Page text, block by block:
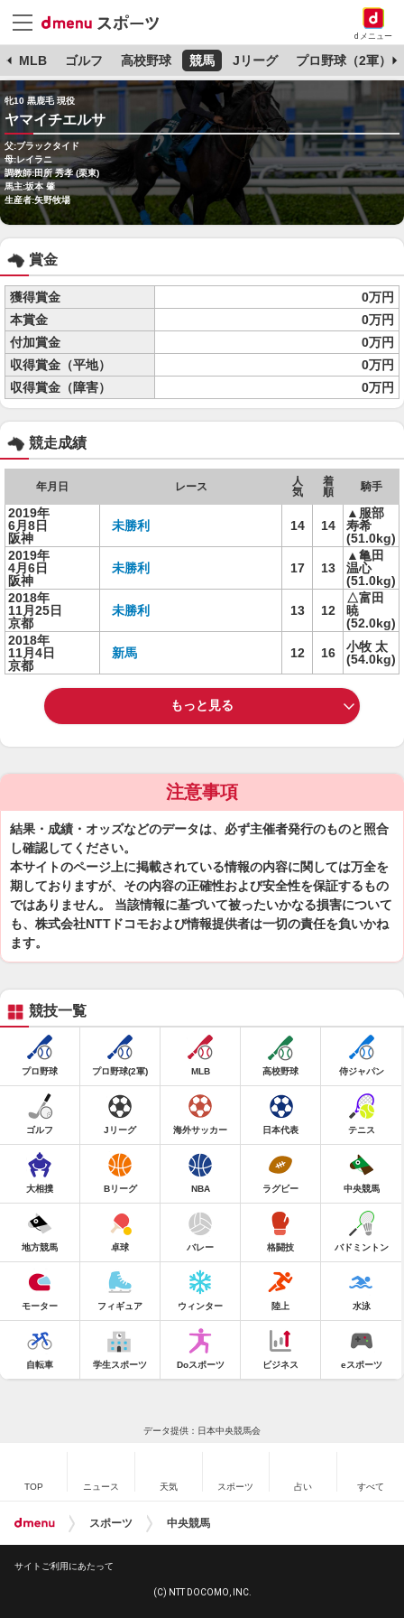
dメニュー
MLB ゴルフ 高校野球 競馬 Jリーグ プロ野球（2軍）
牝10 黒鹿毛 現役
ヤマイチエルサ
父:ブラックタイド
母:レイラニ
調教師:田所 秀孝 (栗東)
馬主:坂本 肇
生産者:矢野牧場
賞金
獲得賞金
0万円
本賞金
0万円
付加賞金
0万円
収得賞金（平地）
0万円
収得賞金（障害）
0万円
競走成績
年月日 レース
人
気
着
順
騎手
2019年
6月8日
阪神
未勝利 14 14
▲服部
寿希
(51.0kg)
2019年
4月6日
阪神
未勝利 17 13
▲亀田
温心
(51.0kg)
2018年
11月25日
京都
未勝利 13 12
△富田
暁
(52.0kg)
2018年
11月4日
京都
新馬 12 16
小牧 太
(54.0kg)
もっと見る
注意事項
結果・成績・オッズなどのデータは、必ず主催者発行のものと照合
し確認してください。
本サイトのページ上に掲載されている情報の内容に関しては万全を
期しておりますが、その内容の正確性および安全性を保証するもの
ではありません。 当該情報に基づいて被ったいかなる損害について
も、株式会社NTTドコモおよび情報提供者は一切の責任を負いかね
ます。
競技一覧
プロ野球 プロ野球(2軍) MLB 高校野球 侍ジャパン
ゴルフ Jリーグ 海外サッカー 日本代表 テニス
大相撲 Bリーグ NBA ラグビー 中央競馬
地方競馬 卓球 バレー 格闘技 バドミントン
モーター フィギュア ウィンター 陸上 水泳
自転車 学生スポーツ Doスポーツ ビジネス eスポーツ
データ提供：日本中央競馬会
TOP ニュース 天気 スポーツ 占い すべて
スポーツ 中央競馬
サイトご利用にあたって
(C) NTT DOCOMO, INC.